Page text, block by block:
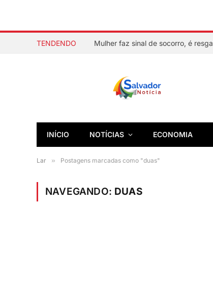
TENDENDO
INÍCIO NOTÍCIAS ECONOMIA
Lar » Postagens marcadas como "duas"
NAVEGANDO: DUAS